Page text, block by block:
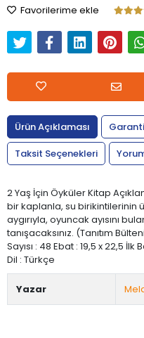
Favorilerime ekle
Ürün Açıklaması
Taksit Seçenekleri
2 Yaş İçin Öyküler Kitap
bir kaplanla, su birikintilerinin
aygırıyla, oyuncak ayısını
tanışacaksınız. (Tanıtım
Sayısı : 48 Ebat : 19,5 x 22,5 İlk
Dil : Türkçe
Yazar